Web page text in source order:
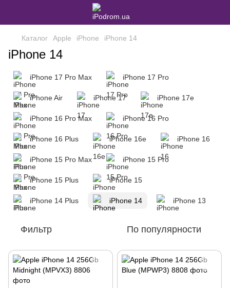
Каталог Apple iPhone iPhone 14
iPhone 14
iPhone 17 Pro Max iPhone 17 Pro
iPhone Air iPhone 17 iPhone 17e
iPhone 16 Pro Max iPhone 16 Pro
iPhone 16 Plus iPhone 16e iPhone 16
iPhone 15 Pro Max iPhone 15 Pro
iPhone 15 Plus iPhone 15
iPhone 14 Plus iPhone 14 iPhone 13
Фильтр По популярности